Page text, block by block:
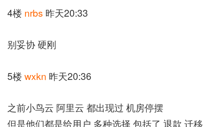
4楼 nrbs 昨天20:33
别妥协 硬刚
5楼 wxkn 昨天20:36
之前小鸟云 阿里云 都出现过 机房停摆
但是他们都是给用户 多种选择 包括了 退款 迁移